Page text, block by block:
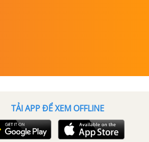
TẢI APP ĐỂ XEM OFFLINE